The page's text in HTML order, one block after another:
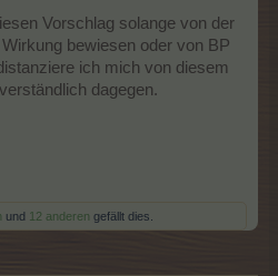
Vorschlag solange von der
Wirkung bewiesen oder von BP
ich mich von diesem
dagegen.
und 12 anderen gefällt dies.